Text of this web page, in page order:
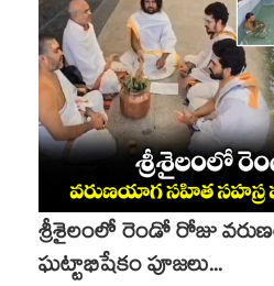
శ్రీశైలంలో రెండో రోజు
ఘట్టాభిషేకం పూజలు...